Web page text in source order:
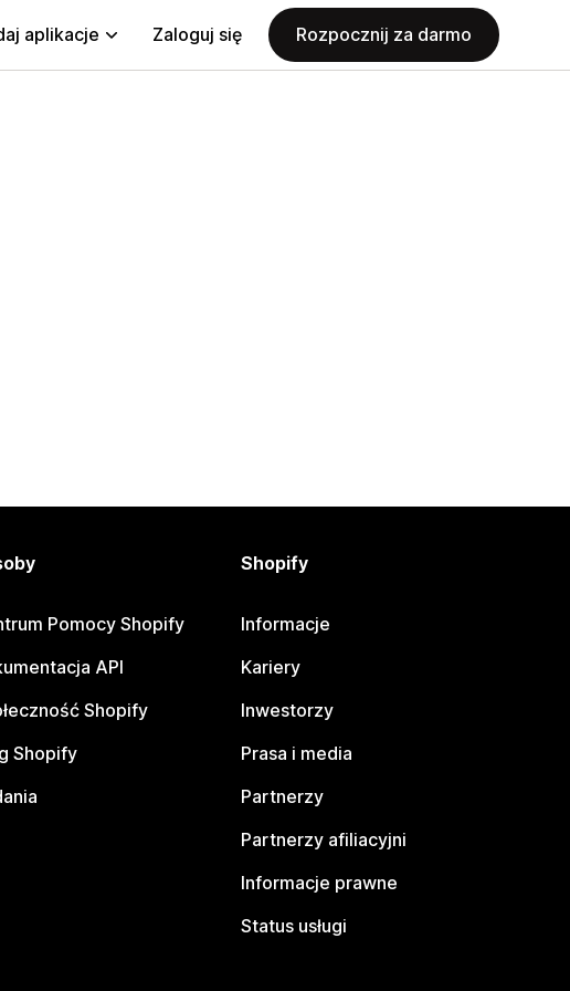
aplikacje Zaloguj się Rozpocznij za darmo
Pomocy Shopify
API
Shopify
Shopify
Shopify
Informacje
Kariery
Inwestorzy
Prasa i media
Partnerzy
Partnerzy afiliacyjni
Informacje prawne
Status usługi